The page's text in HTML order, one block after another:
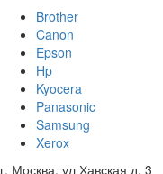
Brother
Canon
Epson
Hp
Kyocera
Panasonic
Samsung
Xerox
г. Москва, ул Хавская д. 3